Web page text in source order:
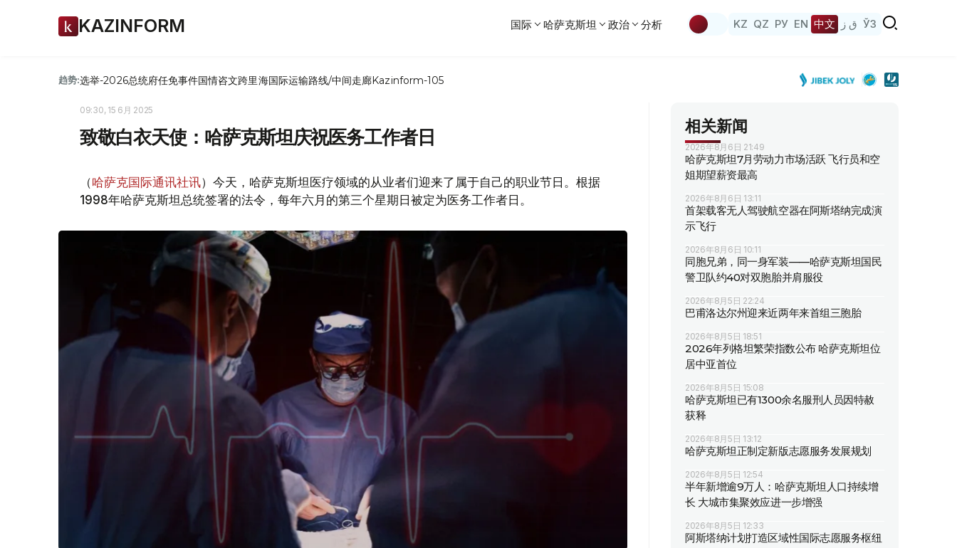
KAZINFORM 国际 哈萨克斯坦 政治 分析 KZ QZ РУ EN 中文 ق ز ЎЗ
趋势:选举-2026总统府任免事件国情咨文跨里海国际运输路线/中间走廊Kazinform-105
09:30, 15 6月 2025
致敬白衣天使：哈萨克斯坦庆祝医务工作者日
（哈萨克国际通讯社讯）今天，哈萨克斯坦医疗领域的从业者们迎来了属于自己的职业节日。根据
1998年哈萨克斯坦总统签署的法令，每年六月的第三个星期日被定为医务工作者日。
相关新闻
2026年8月6日 21:49
哈萨克斯坦7月劳动力市场活跃 飞行员和空
姐期望薪资最高
2026年8月6日 13:11
首架载客无人驾驶航空器在阿斯塔纳完成演
示飞行
2026年8月6日 10:11
同胞兄弟，同一身军装——哈萨克斯坦国民
警卫队约40对双胞胎并肩服役
2026年8月5日 22:24
巴甫洛达尔州迎来近两年来首组三胞胎
2026年8月5日 18:51
2026年列格坦繁荣指数公布 哈萨克斯坦位
居中亚首位
2026年8月5日 15:08
哈萨克斯坦已有1300余名服刑人员因特赦
获释
2026年8月5日 13:12
哈萨克斯坦正制定新版志愿服务发展规划
2026年8月5日 12:54
半年新增逾9万人：哈萨克斯坦人口持续增
长 大城市集聚效应进一步增强
2026年8月5日 12:33
阿斯塔纳计划打造区域性国际志愿服务枢纽